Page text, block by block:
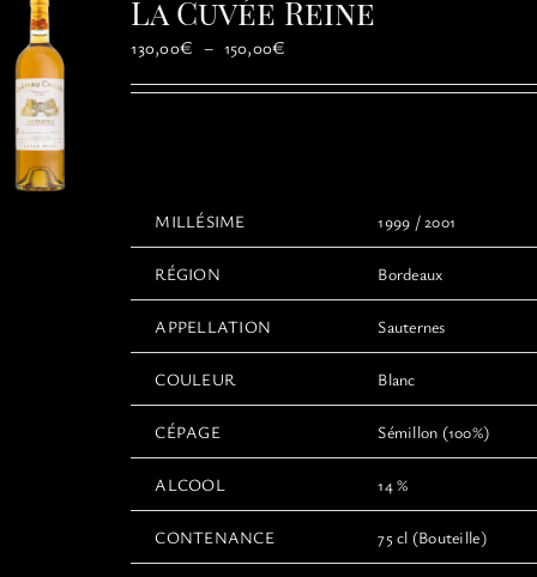
peuvent
sur
La Cuvée Reine
130,00€ – 150,00€
prix :
MILLÉSIME 1999 / 2001
RÉGION Bordeaux
APPELLATION Sauternes
COULEUR Blanc
CÉPAGE Sémillon (100%)
ALCOOL 14 %
CONTENANCE 75 cl (Bouteille)